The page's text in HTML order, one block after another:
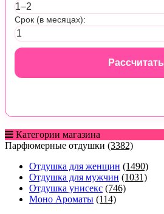
Срок (в месяцах):
Рассчитать
Категории магазина
Парфюмерные отдушки (3382)
Отдушка для женщин (1490)
Отдушка для мужчин (1031)
Отдушка унисекс (746)
Моно Ароматы (114)